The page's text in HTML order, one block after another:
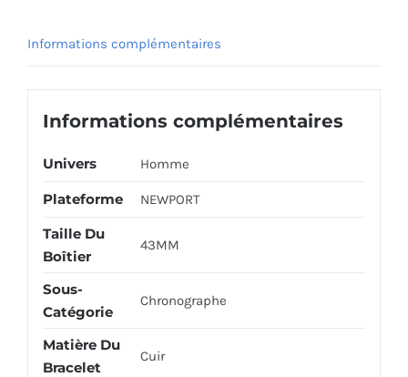
Informations complémentaires
Informations complémentaires
Univers Homme
Plateforme NEWPORT
Taille Du
Boîtier
43MM
Sous-
Catégorie
Chronographe
Matière Du
Bracelet
Cuir